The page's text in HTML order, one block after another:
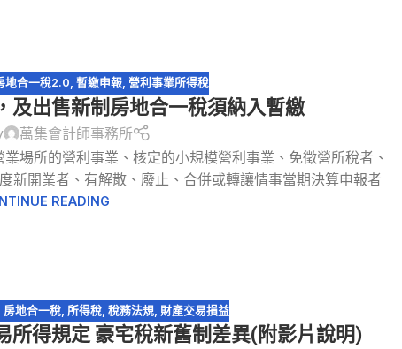
地合一稅2.0,暫繳申報,營利事業所得稅
及出售新制房地合一稅須納入暫繳
萬集會計師事務所
場所的營利事業、核定的小規模營利事業、免徵營所稅者、
新開業者、有解散、廢止、合併或轉讓情事當期決算申報者
READING
房地合一稅 所得稅 ,稅務法規 財產交易損益
所得規定 豪宅稅新舊制差異(附影片說明)